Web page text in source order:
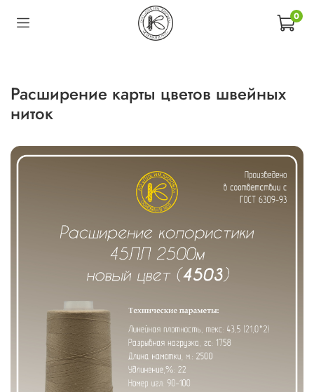
0
Расширение карты цветов швейных
ниток